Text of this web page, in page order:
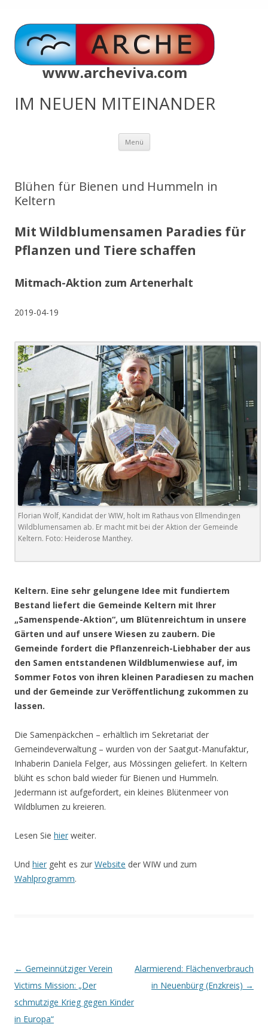
www.archeviva.com
IM NEUEN MITEINANDER
Menü Zum
springen
Blühen für Bienen und Hummeln in
Keltern
Mit Wildblumensamen Paradies für
Pflanzen und Tiere schaffen
Mitmach-Aktion zum Artenerhalt
2019-04-19
Florian Wolf, Kandidat der WIW, holt im Rathaus von Ellmendingen
Wildblumensamen ab. Er macht mit bei der Aktion der Gemeinde
Keltern. Foto: Heiderose Manthey.
Keltern. Eine sehr gelungene Idee mit fundiertem
Bestand liefert die Gemeinde Keltern mit Ihrer
„Samenspende-Aktion“, um Blütenreichtum in unsere
Gärten und auf unsere Wiesen zu zaubern. Die
Gemeinde fordert die Pflanzenreich-Liebhaber der aus
den Samen entstandenen Wildblumenwiese auf, im
Sommer Fotos von ihren kleinen Paradiesen zu machen
und der Gemeinde zur Veröffentlichung zukommen zu
lassen.
Die Samenpäckchen – erhältlich im Sekretariat der
Gemeindeverwaltung – wurden von der Saatgut-Manufaktur,
Inhaberin Daniela Felger, aus Mössingen geliefert. In Keltern
blüht es schon bald wieder für Bienen und Hummeln.
Jedermann ist aufgefordert, ein kleines Blütenmeer von
Wildblumen zu kreieren.
Lesen Sie hier weiter.
Und hier geht es zur Website der WIW und zum
Wahlprogramm.
Beitrags-
Navigation
← Gemeinnütziger Verein
Victims Mission: „Der
schmutzige Krieg gegen Kinder
in Europa“
Alarmierend: Flächenverbrauch
in Neuenbürg (Enzkreis) →